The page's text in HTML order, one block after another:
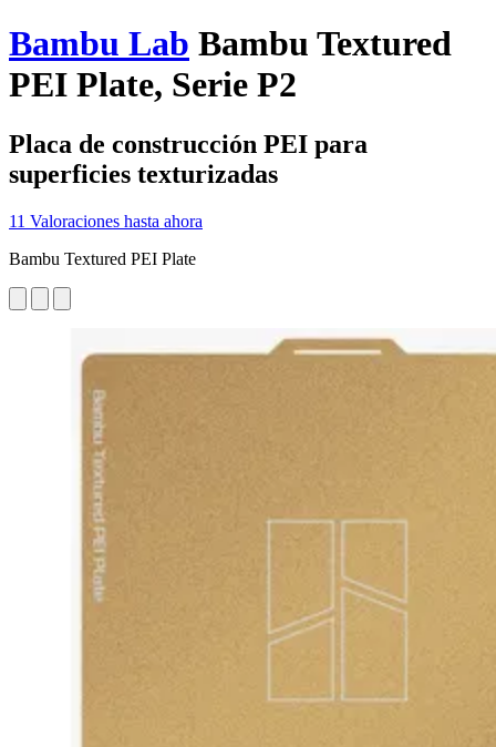
Bambu Lab Bambu Textured
PEI Plate, Serie P2
Placa de construcción PEI para
superficies texturizadas
11 Valoraciones hasta ahora
Bambu Textured PEI Plate